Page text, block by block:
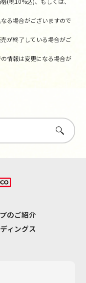
る場合がございますので
が終了している場合がご
情報は変更になる場合が
さがす
のご紹介
ィングス